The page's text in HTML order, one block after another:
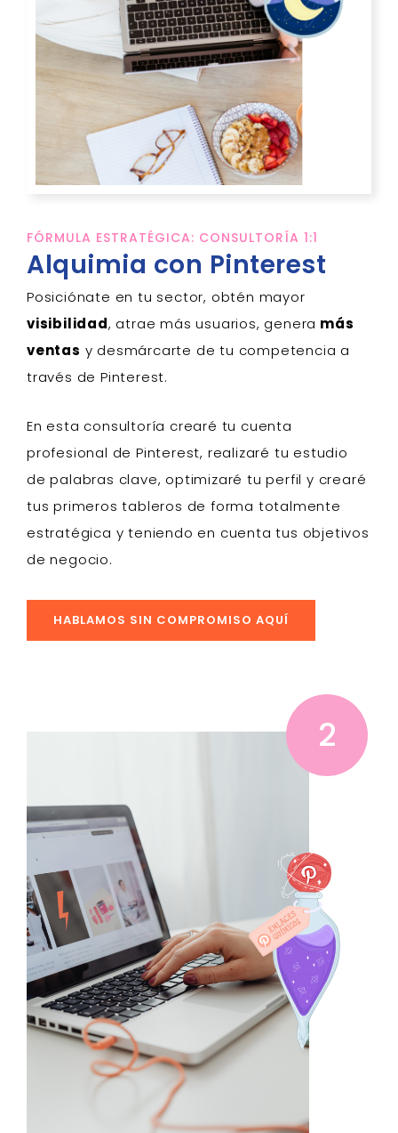
FÓRMULA ESTRATÉGICA: CONSULTORÍA 1:1
Alquimia con Pinterest
Posiciónate en tu sector, obtén mayor
visibilidad, atrae más usuarios, genera más
ventas y desmárcarte de tu competencia a
través dePinterest.
En esta consultoría crearé tu cuenta
profesional de Pinterest, realizaré tu estudio
de palabras clave, optimizaré tuperfil y crearé
tus primerostableros de forma totalmente
estratégica y teniendo en cuenta tus objetivos
de negocio.
HABLAMOS SIN COMPROMISO AQUÍ
2